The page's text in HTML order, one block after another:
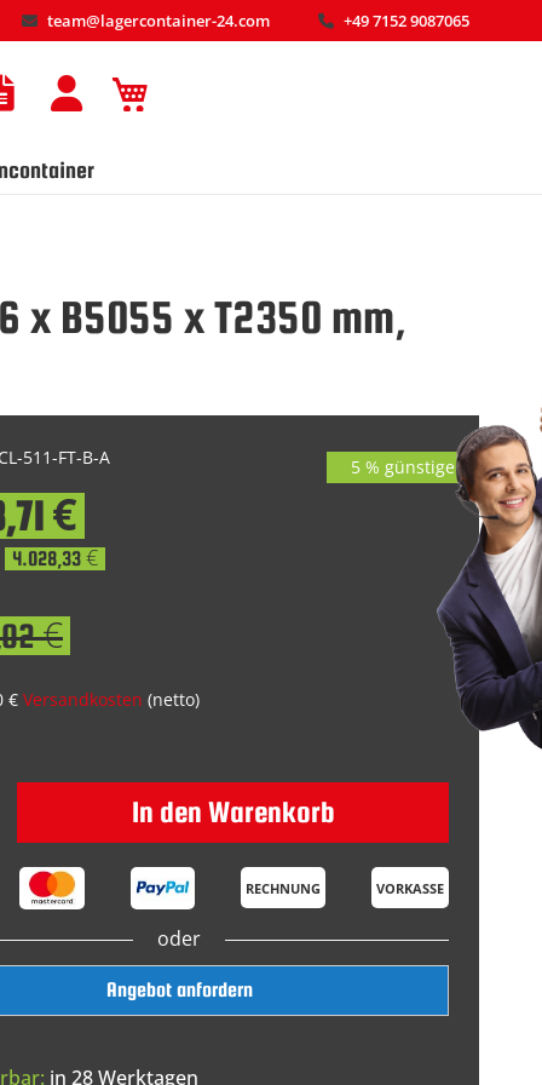
team@lagercontainer-24.com +49 7152 9087065
B5055 x T2350 mm,
511-FT-B-A
€
4.028,33 €
€
€ Versandkosten (netto)
In den Warenkorb
RECHNUNG VORKASSE
oder
Angebot anfordern
in 28 Werktagen
5 % günstiger